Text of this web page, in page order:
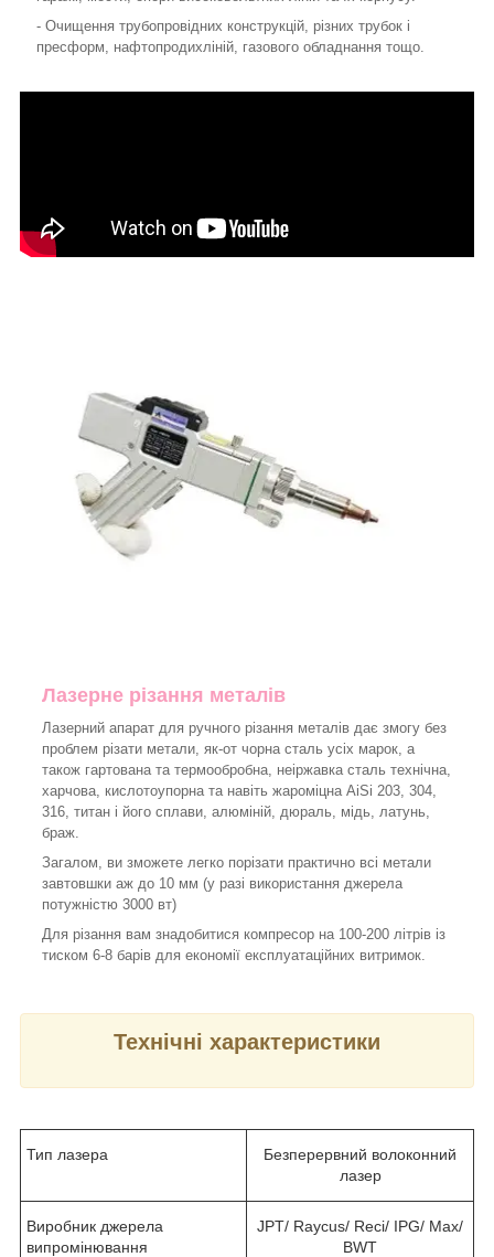
- Очищення трубопровідних конструкцій, різних трубок і
пресформ, нафтопродихліній, газового обладнання тощо.
Лазерне різання металів
Лазерний апарат для ручного різання металів дає змогу без
проблем різати метали, як-от чорна сталь усіх марок, а
також гартована та термообробна, неіржавка сталь технічна,
харчова, кислотоупорна та навіть жароміцна AiSi 203, 304,
316, титан і його сплави, алюміній, дюраль, мідь, латунь,
браж.
Загалом, ви зможете легко порізати практично всі метали
завтовшки аж до 10 мм (у разі використання джерела
потужністю 3000 вт)
Для різання вам знадобитися компресор на 100-200 літрів із
тиском 6-8 барів для економії експлуатаційних витримок.
Технічні характеристики
Тип лазера
Безперервний волоконний
лазер
Виробник джерела
випромінювання
JPT/ Raycus/ Reci/ IPG/ Max/
BWT